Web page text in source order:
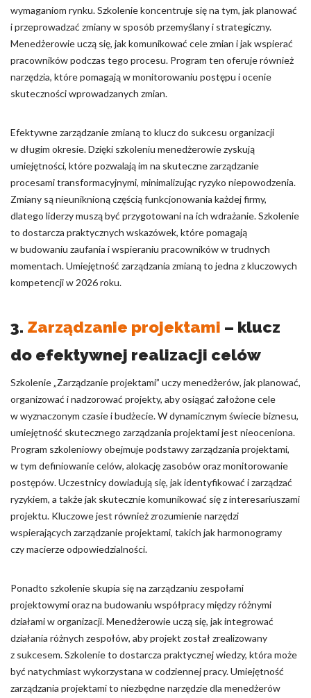
wymaganiom rynku. Szkolenie koncentruje się na tym, jak planować
i przeprowadzać zmiany w sposób przemyślany i strategiczny.
Menedżerowie uczą się, jak komunikować cele zmian i jak wspierać
pracowników podczas tego procesu. Program ten oferuje również
narzędzia, które pomagają w monitorowaniu postępu i ocenie
skuteczności wprowadzanych zmian.
Efektywne zarządzanie zmianą to klucz do sukcesu organizacji
w długim okresie. Dzięki szkoleniu menedżerowie zyskują
umiejętności, które pozwalają im na skuteczne zarządzanie
procesami transformacyjnymi, minimalizując ryzyko niepowodzenia.
Zmiany są nieuniknioną częścią funkcjonowania każdej firmy,
dlatego liderzy muszą być przygotowani na ich wdrażanie. Szkolenie
to dostarcza praktycznych wskazówek, które pomagają
w budowaniu zaufania i wspieraniu pracowników w trudnych
momentach. Umiejętność zarządzania zmianą to jedna z kluczowych
kompetencji w 2026 roku.
3. Zarządzanie projektami – klucz
do efektywnej realizacji celów
Szkolenie „Zarządzanie projektami” uczy menedżerów, jak planować,
organizować i nadzorować projekty, aby osiągać założone cele
w wyznaczonym czasie i budżecie. W dynamicznym świecie biznesu,
umiejętność skutecznego zarządzania projektami jest nieoceniona.
Program szkoleniowy obejmuje podstawy zarządzania projektami,
w tym definiowanie celów, alokację zasobów oraz monitorowanie
postępów. Uczestnicy dowiadują się, jak identyfikować i zarządzać
ryzykiem, a także jak skutecznie komunikować się z interesariuszami
projektu. Kluczowe jest również zrozumienie narzędzi
wspierających zarządzanie projektami, takich jak harmonogramy
czy macierze odpowiedzialności.
Ponadto szkolenie skupia się na zarządzaniu zespołami
projektowymi oraz na budowaniu współpracy między różnymi
działami w organizacji. Menedżerowie uczą się, jak integrować
działania różnych zespołów, aby projekt został zrealizowany
z sukcesem. Szkolenie to dostarcza praktycznej wiedzy, która może
być natychmiast wykorzystana w codziennej pracy. Umiejętność
zarządzania projektami to niezbędne narzędzie dla menedżerów